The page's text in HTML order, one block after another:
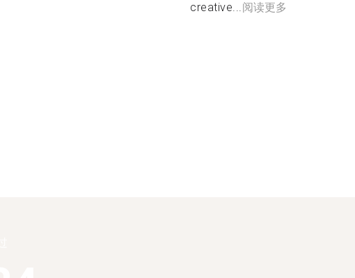
creative...阅读更多